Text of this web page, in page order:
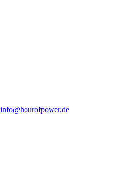
info@hourofpower.de